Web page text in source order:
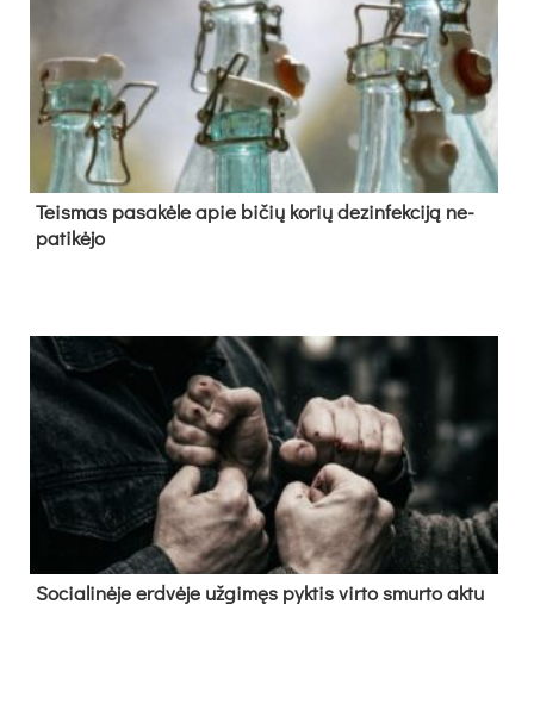
Teis­mas pa­sa­kė­le apie bi­čių ko­rių de­zin­fek­ci­ją ne­
pa­ti­kė­jo
So­cia­li­nė­je erd­vė­je už­gi­męs pyk­tis vir­to smur­to ak­tu